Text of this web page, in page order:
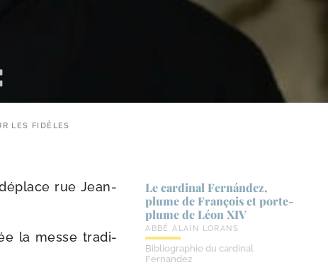
LES FIDÈLES
rue Jean-
la messe tra­di­
Le cardinal Fernández,
plume de François et porte-​
plume de Léon XIV
ABBÉ ALAIN LORANS
Bibliographie du cardinal
Fernandez